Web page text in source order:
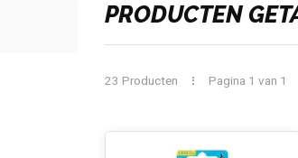
PRODUCTEN
23 Producten Pagina 1 van 1